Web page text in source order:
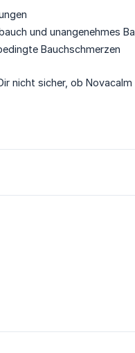
und unangenehmes
Bauchschmerzen
nicht sicher, ob